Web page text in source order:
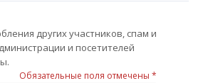
других участников, спам и
и посетителей
Обязательные поля отмечены *